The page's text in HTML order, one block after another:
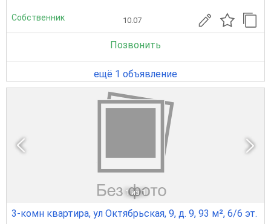
Собственник 10.07
Позвонить
ещё 1 объявление
1 из 1
3-комн квартира, ул Октябрьская, 9, д. 9, 93 м², 6/6 эт.